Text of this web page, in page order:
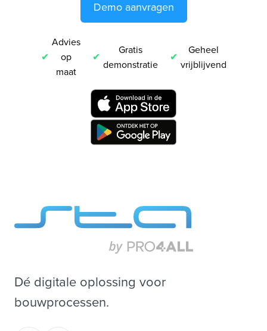
Demo aanvragen
Advies
op
maat
Gratis
demonstratie
Geheel
vrijblijvend
Dé digitale oplossing voor
bouwprocessen.